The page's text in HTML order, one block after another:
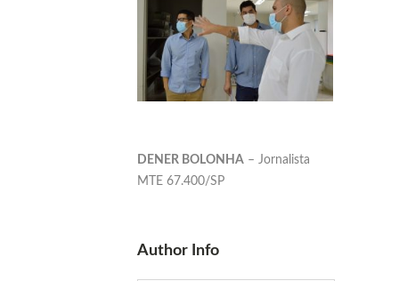
DENER BOLONHA – Jornalista
MTE 67.400/SP
Author Info